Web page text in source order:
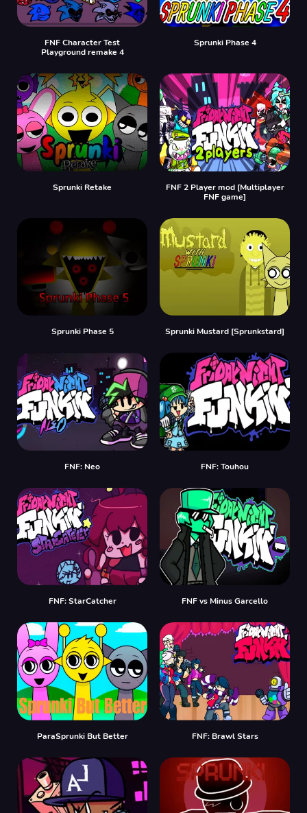
FNF Character Test
Playground remake 4
Sprunki Phase 4
Sprunki Retake
FNF 2 Player mod [Multiplayer
FNF game]
Sprunki Phase 5 Sprunki Mustard [Sprunkstard]
FNF: Neo FNF: Touhou
FNF: StarCatcher FNF vs Minus Garcello
ParaSprunki But Better FNF: Brawl Stars